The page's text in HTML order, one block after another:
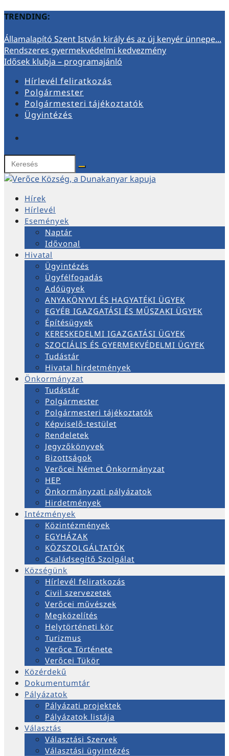
TRENDING:
Államalapító Szent István király és az új kenyér ünnepe...
Rendszeres gyermekvédelmi kedvezmény
Idősek klubja – programajánló
Hírlevél feliratkozás
Polgármester
Polgármesteri tájékoztatók
Ügyintézés
Hírek
Hírlevél
Események
Naptár
Idővonal
Hivatal
Ügyintézés
Ügyfélfogadás
Adóügyek
ANYAKÖNYVI ÉS HAGYATÉKI ÜGYEK
EGYÉB IGAZGATÁSI ÉS MŰSZAKI ÜGYEK
Építésügyek
KERESKEDELMI IGAZGATÁSI ÜGYEK
SZOCIÁLIS ÉS GYERMEKVÉDELMI ÜGYEK
Tudástár
Hivatal hirdetmények
Önkormányzat
Tudástár
Polgármester
Polgármesteri tájékoztatók
Képviselő-testület
Rendeletek
Jegyzőkönyvek
Bizottságok
Verőcei Német Önkormányzat
HEP
Önkormányzati pályázatok
Hirdetmények
Intézmények
Közintézmények
EGYHÁZAK
KÖZSZOLGÁLTATÓK
Családsegítő Szolgálat
Községünk
Hírlevél feliratkozás
Civil szervezetek
Verőcei művészek
Megközelítés
Helytörténeti kör
Turizmus
Verőce Története
Verőcei Tükör
Közérdekű
Dokumentumtár
Pályázatok
Pályázati projektek
Pályázatok listája
Választás
Választási Szervek
Választási ügyintézés